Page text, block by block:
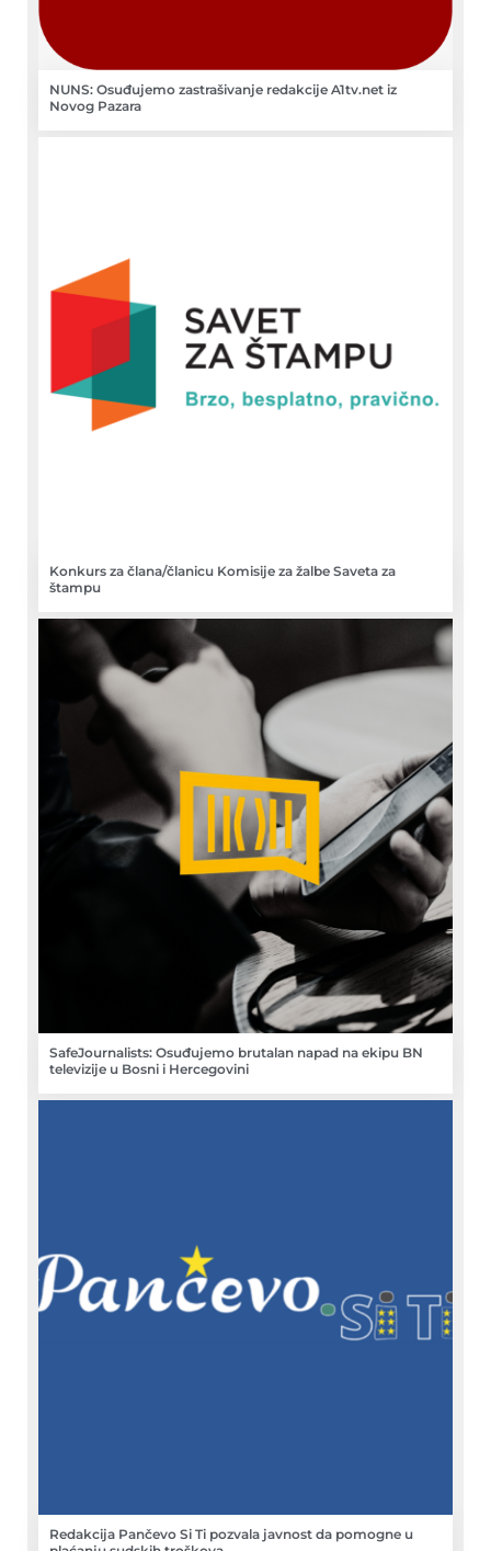
NUNS: Osuđujemo zastrašivanje redakcije A1tv.net iz
Novog Pazara
Konkurs za člana/članicu Komisije za žalbe Saveta za
štampu
SafeJournalists: Osuđujemo brutalan napad na ekipu BN
televizije u Bosni i Hercegovini
Redakcija Pančevo Si Ti pozvala javnost da pomogne u